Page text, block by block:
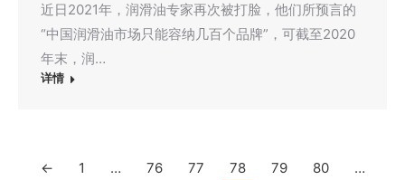
近日2021年，润滑油专家再次被打脸，他们所预言的
“中国润滑油市场只能容纳几百个品牌”，可截至2020
年末，润…
详情
← 1 … 76 77 78 79 80
…